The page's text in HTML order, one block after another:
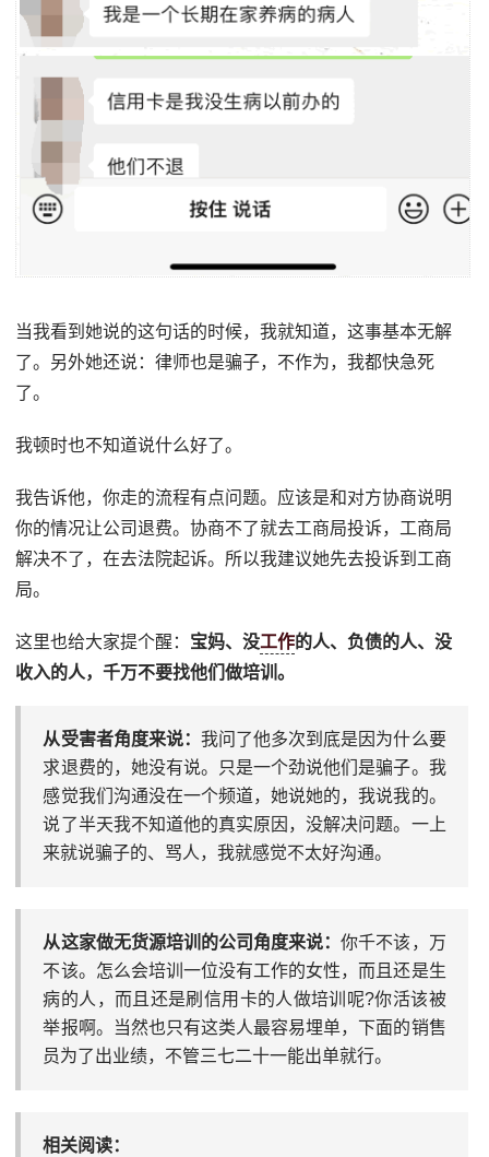
当我看到她说的这句话的时候，我就知道，这事基本无解
了。另外她还说：律师也是骗子，不作为，我都快急死
了。
我顿时也不知道说什么好了。
我告诉他，你走的流程有点问题。应该是和对方协商说明
你的情况让公司退费。协商不了就去工商局投诉，工商局
解决不了，在去法院起诉。所以我建议她先去投诉到工商
局。
这里也给大家提个醒： 宝妈、没工作的人、负债的人、没
收入的人，千万不要找他们做培训。
从受害者角度来说： 我问了他多次到底是因为什么要
求退费的，她没有说。只是一个劲说他们是骗子。我
感觉我们沟通没在一个频道，她说她的，我说我的。
说了半天我不知道他的真实原因，没解决问题。一上
来就说骗子的、骂人，我就感觉不太好沟通。
从这家做无货源培训的公司角度来说：你千不该，万
不该。怎么会培训一位没有工作的女性，而且还是生
病的人，而且还是刷信用卡的人做培训呢?你活该被
举报啊。当然也只有这类人最容易埋单，下面的销售
员为了出业绩，不管三七二十一能出单就行。
相关阅读：